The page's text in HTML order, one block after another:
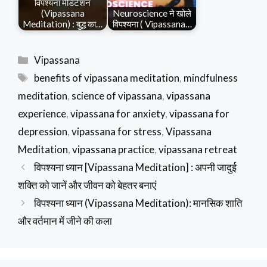
विपश्यना मेडिटेशन
(Vipassana
Meditation) : बुद्ध का…
Neuroscience ने खोले
विपश्यना ( Vipassana…
Categories
Vipassana
Tags
benefits of vipassana meditation, mindfulness
meditation, science of vipassana,vipassana
experience,vipassana for anxiety,vipassana for
depression,vipassana for stress,Vipassana
Meditation,vipassana practice,vipassana retreat
विपश्यना ध्यान [Vipassana Meditation] : अपनी जादुई
शक्ति को जानें और जीवन को बेहतर बनाएं
विपश्यना ध्यान (Vipassana Meditation): मानसिक शाति
और वर्तमान में जीने की कला